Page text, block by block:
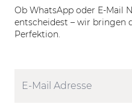
Ob WhatsApp oder E-Mail
entscheidest – wir bringen
Perfektion.